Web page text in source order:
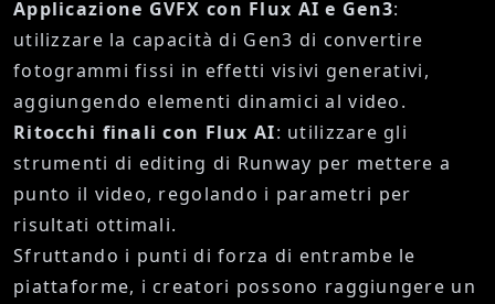
Applicazione GVFX con Flux AI e Gen3:
utilizzare la capacità di Gen3 di convertire
fotogrammi fissi in effetti visivi generativi,
aggiungendo elementi dinamici al video.
Ritocchi finali con Flux AI: utilizzare gli
strumenti di editing di Runway per mettere a
punto il video, regolando i parametri per
risultati ottimali.
Sfruttando i punti di forza di entrambe le
piattaforme, i creatori possono raggiungere un